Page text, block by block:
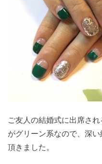
ご友人の結婚式に出席さ
がグリーン系なので、深
頂きました。